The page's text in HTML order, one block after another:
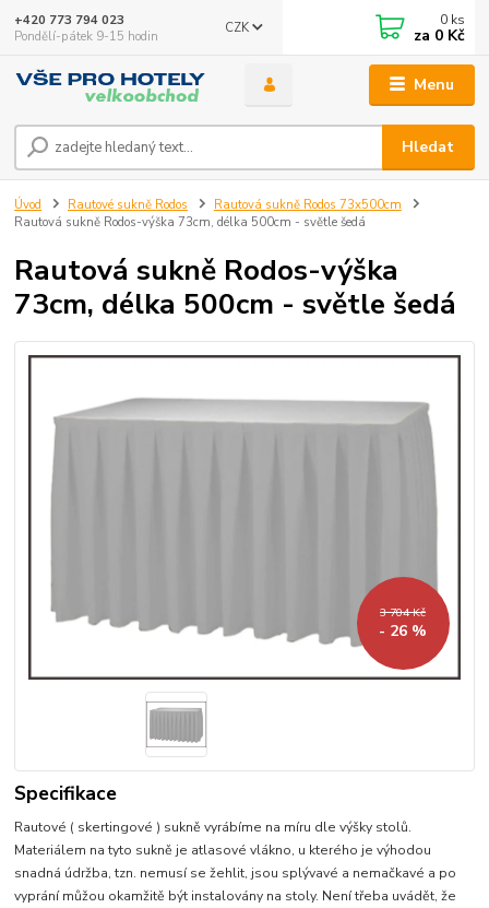
Menu
CZK
Hledat
+420 773 794 023
Pondělí-pátek 9-15 hodin
0 ks
za 0 Kč
Úvod Rautové sukně Rodos
Rautová sukně Rodos 73x500cm
Rautová sukně Rodos-výška 73cm, délka 500cm - světle šedá
Rautová sukně Rodos-výška
73cm, délka 500cm - světle šedá
3 704 Kč
- 26 %
Specifikace
Rautové ( skertingové ) sukně vyrábíme na míru dle výšky stolů.
Materiálem na tyto sukně je atlasové vlákno, u kterého je výhodou
snadná údržba, tzn. nemusí se žehlit, jsou splývavé a nemačkavé a po
vyprání můžou okamžitě být instalovány na stoly. Není třeba uvádět, že